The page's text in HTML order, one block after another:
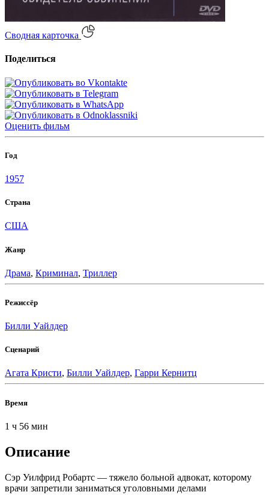
Сводная карточка
Поделиться
Оценить фильм
Год
1957
Страна
США
Жанр
Драма, Криминал, Триллер
Режиссёр
Билли Уайлдер
Сценарий
Агата Кристи, Билли Уайлдер, Гарри Кернитц
Время
1 ч 56 мин
Описание
Сэр Уилфрид Робартс — тяжело больной адвокат, которому
врачи запретили заниматься уголовными делами